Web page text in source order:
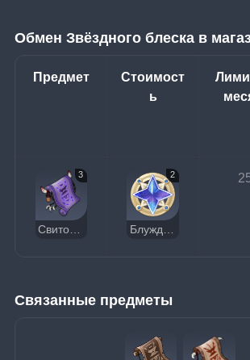
Обмен Звёздного блеска в
Предмет
Стоимост
ь
3 2
Связанные предметы